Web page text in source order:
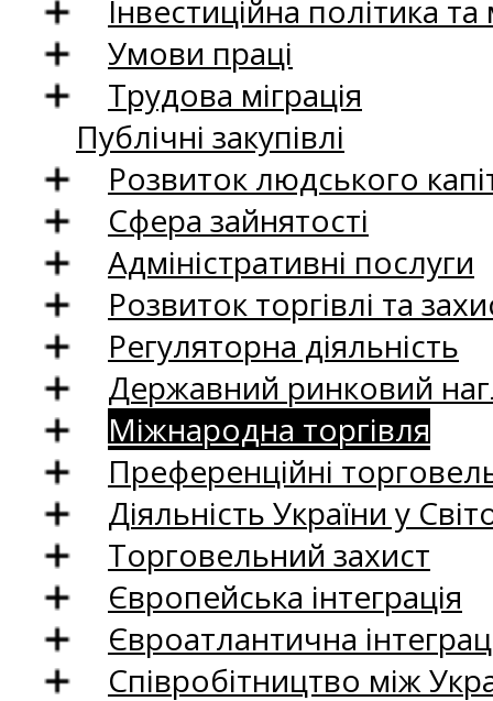
Інвестиційна політика
Умови праці
Трудова міграція
Публічні закупівлі
Розвиток людського
Сфера зайнятості
Адміністративні послуги
Розвиток торгівлі та
Регуляторна діяльність
Державний ринковий
Міжнародна торгівля
Преференційні
Діяльність України у
Торговельний захист
Європейська інтеграція
Євроатлантична
Співробітництво між